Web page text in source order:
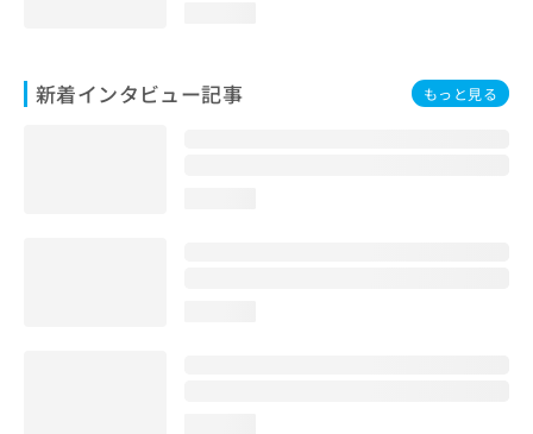
新着インタビュー記事 もっと見る